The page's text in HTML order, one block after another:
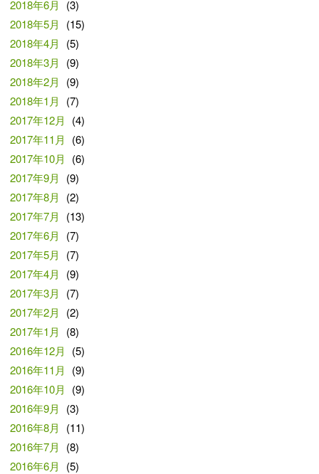
2018年6月
(3)
2018年5月
(15)
2018年4月
(5)
2018年3月
(9)
2018年2月
(9)
2018年1月
(7)
2017年12月
(4)
2017年11月
(6)
2017年10月
(6)
2017年9月
(9)
2017年8月
(2)
2017年7月
(13)
2017年6月
(7)
2017年5月
(7)
2017年4月
(9)
2017年3月
(7)
2017年2月
(2)
2017年1月
(8)
2016年12月
(5)
2016年11月
(9)
2016年10月
(9)
2016年9月
(3)
2016年8月
(11)
2016年7月
(8)
2016年6月
(5)